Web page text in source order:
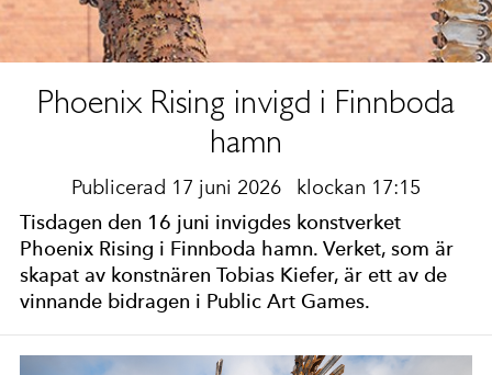
Phoenix Rising invigd i Finnboda
hamn
Publicerad 17 juni 2026 klockan 17:15
Tisdagen den 16 juni invigdes konstverket
Phoenix Rising i Finnboda hamn. Verket, som är
skapat av konstnären Tobias Kiefer, är ett av de
vinnande bidragen i Public Art Games.